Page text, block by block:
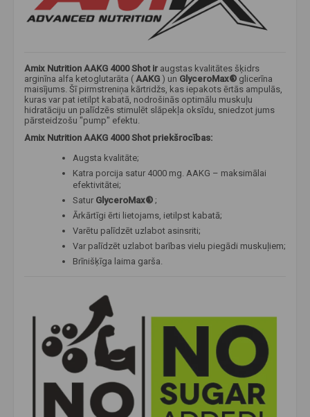
Amix Nutrition AAKG 4000 Shot ir augstas kvalitātes šķidrs
arginīna alfa ketoglutarāta ( AAKG ) un GlyceroMax® glicerīna
maisījums. Šī pirmstreniņa kārtridžs, kas iepakots ērtās ampulās,
kuras var pat ietilpt kabatā, nodrošinās optimālu muskuļu
hidratāciju un palīdzēs stimulēt slāpekļa oksīdu, sniedzot jums
pārsteidzošu "pump" efektu.
Amix Nutrition AAKG 4000 Shot priekšrocības:
Augsta kvalitāte;
Katra porcija satur 4000 mg. AAKG – maksimālai
efektivitātei;
Satur GlyceroMax® ;
Ārkārtīgi ērti lietojams, ietilpst kabatā;
Varētu palīdzēt uzlabot asinsriti;
Var palīdzēt uzlabot barības vielu piegādi muskuļiem;
Brīnišķīga laima garša.